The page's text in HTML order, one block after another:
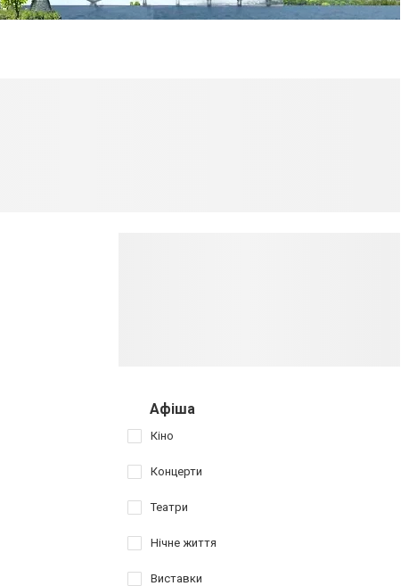
Афіша
Кіно
Концерти
Театри
Нічне життя
Виставки